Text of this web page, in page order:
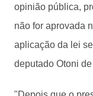
opinião pública,
não for aprovada
aplicação da lei
deputado Otoni